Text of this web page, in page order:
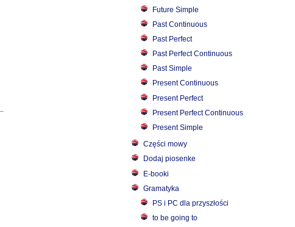
Future Simple
Past Continuous
Past Perfect
Past Perfect Continuous
Past Simple
Present Continuous
Present Perfect
Present Perfect Continuous
Present Simple
Części mowy
Dodaj piosenke
E-booki
Gramatyka
PS i PC dla przyszłości
to be going to